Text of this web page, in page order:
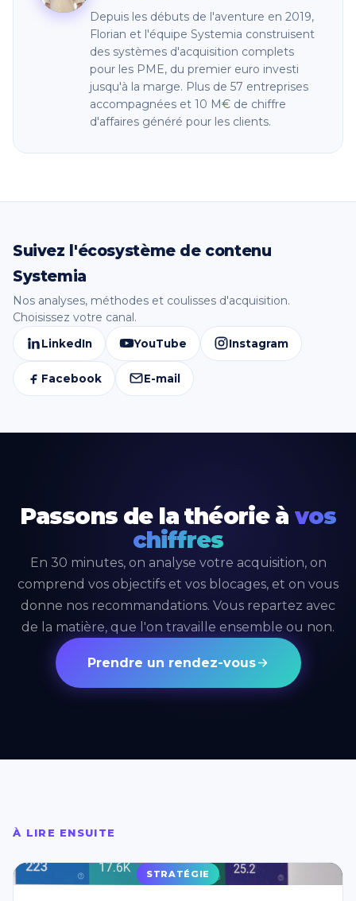
celui-ci reste stable, continuez ; s'il dérape, vous
avez atteint la limite de volume rentable de votre
Depuis les débuts de l'aventure en 2019,
Florian et l'équipe Systemia construisent
des systèmes d'acquisition complets
pour les PME, du premier euro investi
jusqu'à la marge. Plus de 57 entreprises
accompagnées et 10 M€ de chiffre
d'affaires généré pour les clients.
Suivez l'écosystème de contenu
Systemia
Nos analyses, méthodes et coulisses d'acquisition.
Choisissez votre canal.
LinkedIn YouTube Instagram
Facebook E-mail
Passons de la théorie à vos
chiffres
En 30 minutes, on analyse votre acquisition, on
comprend vos objectifs et vos blocages, et on vous
donne nos recommandations. Vous repartez avec
de la matière, que l'on travaille ensemble ou non.
Prendre un rendez-vous
À LIRE ENSUITE
STRATÉGIE